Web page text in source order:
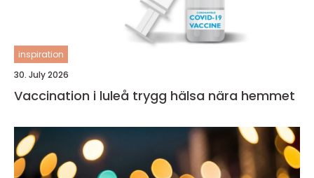
inspiration
30. July 2026
Vaccination i luleå trygg hälsa nära hemmet